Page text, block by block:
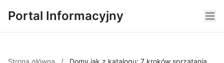
Portal Informacyjny
Strona główna /
Domy jak z katalogu: 7 kroków sprzątania